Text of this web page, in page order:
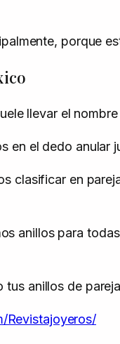
porque
llevar el
en el dedo anular
clasificar en
anillos para
anillos de
Revistajoyeros/